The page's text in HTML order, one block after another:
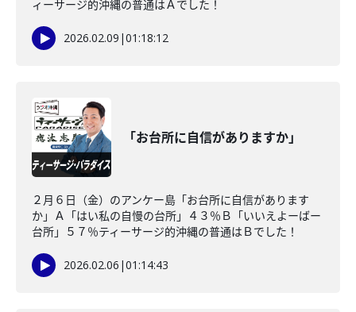
ィーサージ的沖縄の普通はＡでした！
2026.02.09 |01:18:12
「お台所に自信がありますか」
２月６日（金）のアンケー島「お台所に自信があります
か」Ａ「はい私の自慢の台所」４３％Ｂ「いいえよーばー
台所」５７％ティーサージ的沖縄の普通はＢでした！
2026.02.06 |01:14:43